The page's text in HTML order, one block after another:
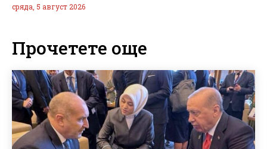
сряда, 5 август 2026
Прочетете още